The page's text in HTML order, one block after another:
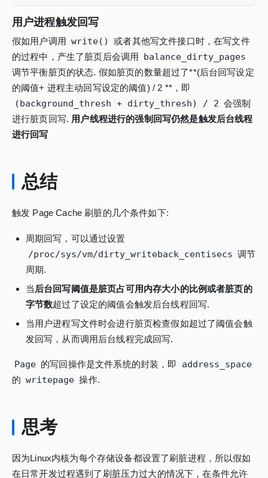
用户进程触发回写
假如用户调用 write()
或者其他写文件接口时，在写文件
的过程中，产生了脏页后会调用 balance_dirty_pages
调节平衡脏页的状态. 假如脏页的数量超过了**(后台回写设定
的阈值+ 进程主动回写设定的阈值) / 2 **，即
(background_thresh + dirty_thresh) / 2 会强制
进行脏页回写. 用户线程进行的强制回写仍然是触发后台线程
进行回写
总结
触发 Page Cache 刷脏的几个条件如下:
周期回写，可以通过设置
/proc/sys/vm/dirty_writeback_centisecs 调节
周期.
当 后台回写阈值是脏页占可用内存大小的比例或者脏页的
字节数超过了设定的阈值会触发后台线程回写.
当用户进程写文件时会进行脏页检查假如超过了阈值会触
发回写，从而调用后台线程完成回写.
Page 的写回操作是文件系统的封装，即 address_space
的 writepage 操作.
思考
因为Linux内核为每个存储设备都设置了刷脏进程，所以假如
在日常开发过程遇到了刷脏压力过大的情况下，在条件允许